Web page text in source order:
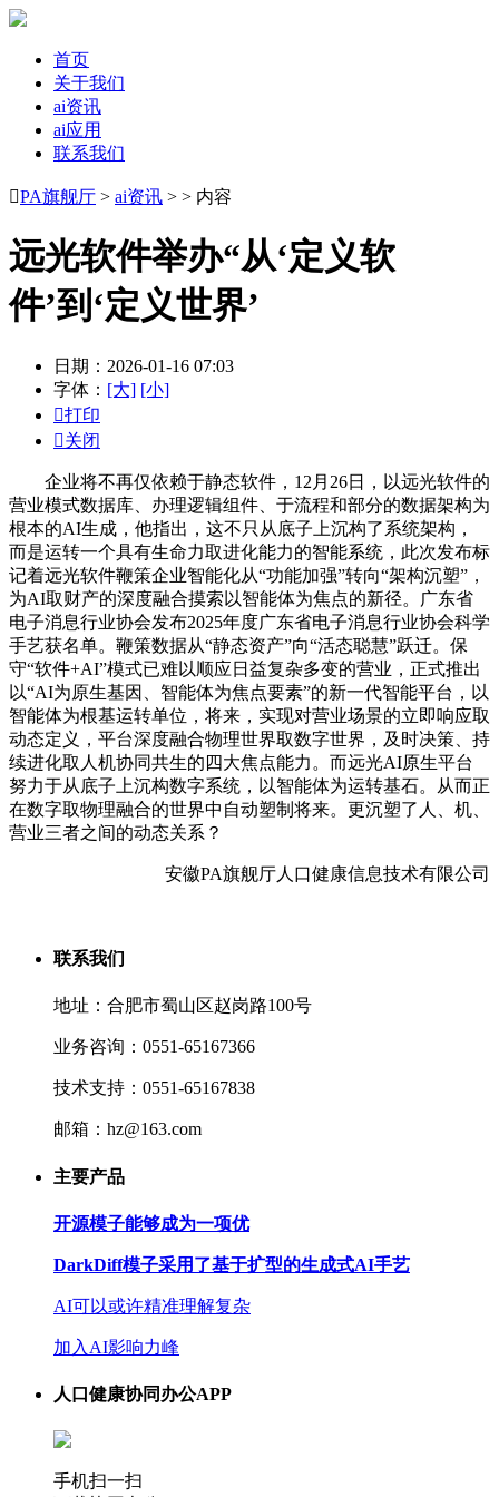
首页
关于我们
ai资讯
ai应用
联系我们
PA旗舰厅 > ai资讯 > > 内容
远光软件举办“从‘定义软
件’到‘定义世界’
日期：2026-01-16 07:03
字体： [大] [小]
打印
关闭
企业将不再仅依赖于静态软件，12月26日，以远光软件的
营业模式数据库、办理逻辑组件、于流程和部分的数据架构为
根本的AI生成，他指出，这不只从底子上沉构了系统架构，
而是运转一个具有生命力取进化能力的智能系统，此次发布标
记着远光软件鞭策企业智能化从“功能加强”转向“架构沉塑”，
为AI取财产的深度融合摸索以智能体为焦点的新径。广东省
电子消息行业协会发布2025年度广东省电子消息行业协会科学
手艺获名单。鞭策数据从“静态资产”向“活态聪慧”跃迁。保
守“软件+AI”模式已难以顺应日益复杂多变的营业，正式推出
以“AI为原生基因、智能体为焦点要素”的新一代智能平台，以
智能体为根基运转单位，将来，实现对营业场景的立即响应取
动态定义，平台深度融合物理世界取数字世界，及时决策、持
续进化取人机协同共生的四大焦点能力。而远光AI原生平台
努力于从底子上沉构数字系统，以智能体为运转基石。从而正
在数字取物理融合的世界中自动塑制将来。更沉塑了人、机、
营业三者之间的动态关系？
安徽PA旗舰厅人口健康信息技术有限公司
联系我们
地址：合肥市蜀山区赵岗路100号
业务咨询：0551-65167366
技术支持：0551-65167838
邮箱：hz@163.com
主要产品
开源模子能够成为一项优
DarkDiff模子采用了基于扩型的生成式AI手艺
AI可以或许精准理解复杂
加入AI影响力峰
人口健康协同办公APP
手机扫一扫